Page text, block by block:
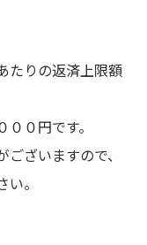
たりの返済上限額
０円です。
ざいますので、
。